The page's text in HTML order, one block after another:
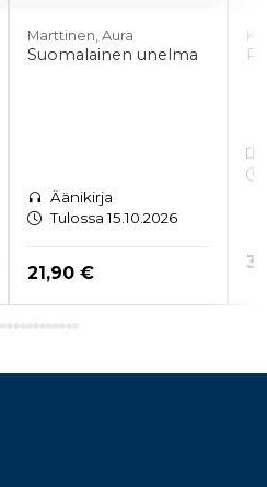
Marttinen, Aura
Suomalainen unelma
Äänikirja
Tulossa 15.10.2026
Hinta nyt
21,90 €